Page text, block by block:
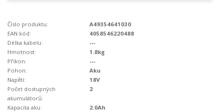
Číslo produktu:
A49354641030
EAN kód:
4058546220488
Délka kabelu:
---
Hmotnost:
1.8kg
Příkon:
---
Pohon:
Aku
Napětí:
18V
Počet dostupných
akumulátorů:
2
Kapacita aku:
2.0Ah